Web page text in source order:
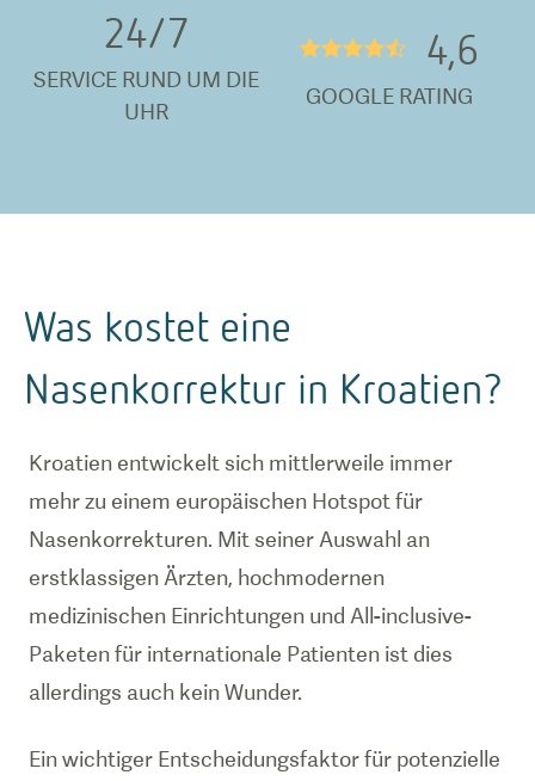
24/7
SERVICE RUND UM DIE
UHR
★★★★½ 4,6
GOOGLE RATING
Was kostet eine
Nasenkorrektur in Kroatien?
Kroatien entwickelt sich mittlerweile immer
mehr zu einem europäischen Hotspot für
Nasenkorrekturen. Mit seiner Auswahl an
erstklassigen Ärzten, hochmodernen
medizinischen Einrichtungen und All-inclusive-
Paketen für internationale Patienten ist dies
allerdings auch kein Wunder.
Ein wichtiger Entscheidungsfaktor für potenzielle